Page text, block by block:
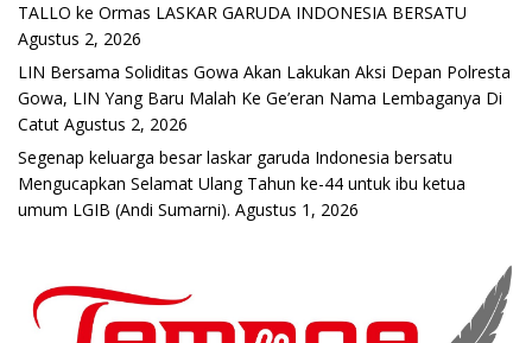
TALLO ke Ormas LASKAR GARUDA INDONESIA BERSATU
Agustus 2, 2026
LIN Bersama Soliditas Gowa Akan Lakukan Aksi Depan Polresta
Gowa, LIN Yang Baru Malah Ke Ge’eran Nama Lembaganya Di
Catut Agustus 2, 2026
Segenap keluarga besar laskar garuda Indonesia bersatu
Mengucapkan Selamat Ulang Tahun ke-44 untuk ibu ketua
umum LGIB (Andi Sumarni). Agustus 1, 2026